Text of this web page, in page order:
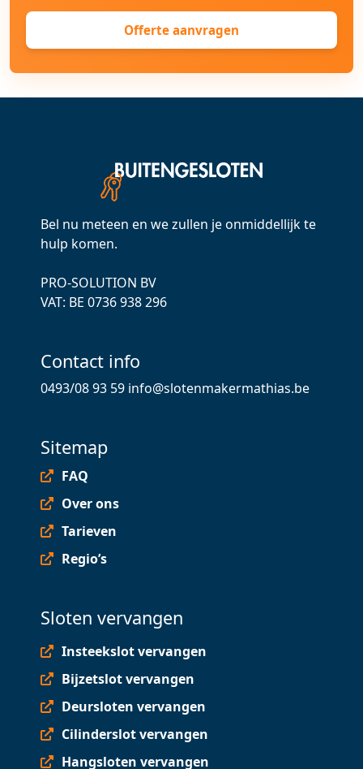
Offerte aanvragen
Bel nu meteen en we zullen je onmiddellijk te
hulp komen.
PRO-SOLUTION BV
VAT: ВЕ 0736 938 296
Contact info
0493/08 93 59 info@slotenmakermathias.be
Sitemap
FAQ
Over ons
Tarieven
Regio’s
Sloten vervangen
Insteekslot vervangen
Bijzetslot vervangen
Deursloten vervangen
Cilinderslot vervangen
Hangsloten vervangen